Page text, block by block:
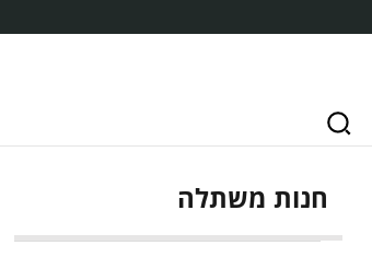
חנות משתלה